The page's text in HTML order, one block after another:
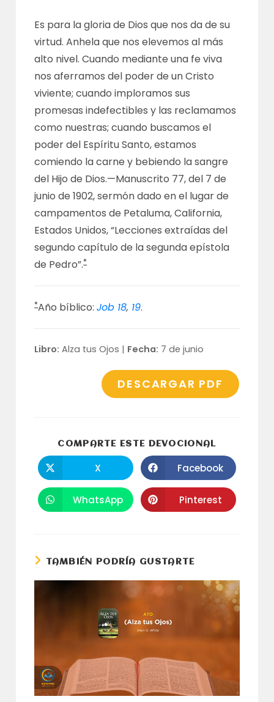
Es para la gloria de Dios que nos da de su
virtud. Anhela que nos elevemos al más
alto nivel. Cuando mediante una fe viva
nos aferramos del poder de un Cristo
viviente; cuando imploramos sus
promesas indefectibles y las reclamamos
como nuestras; cuando buscamos el
poder del Espíritu Santo, estamos
comiendo la carne y bebiendo la sangre
del Hijo de Dios.—Manuscrito 77, del 7 de
junio de 1902, sermón dado en el lugar de
campamentos de Petaluma, California,
Estados Unidos, “Lecciones extraídas del
segundo capítulo de la segunda epístola
de Pedro”.*
*Año bíblico:Job 18, 19.
Libro: Alza tus Ojos | Fecha: 7 de junio
DESCARGAR PDF
COMPARTE ESTE DEVOCIONAL
abre
en
una
nueva
ventana
X Se
abre
en
una
nueva
ventana
Facebook
Se
abre
WhatsApp Se
abre
Pinterest
TAMBIÉN PODRÍA GUSTARTE